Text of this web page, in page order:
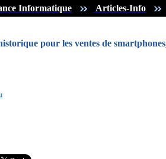
Informatique Articles-Info
pour les ventes de